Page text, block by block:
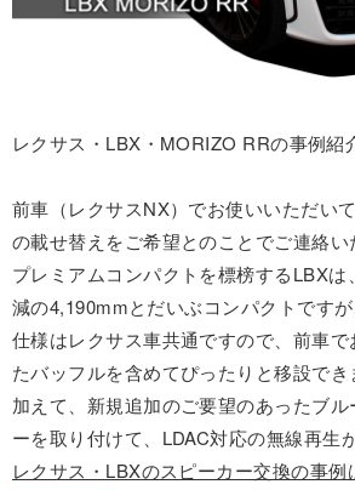
レクサス・LBX・MORIZO RRの事例紹
前車（レクサスNX）でお使いいただい
の載せ替えをご希望とのことでご連絡い
プレミアムコンパクトを標榜するLBX
減の4,190mmとだいぶコンパクトです
仕様はレクサス車共通ですので、前車
たバッフルを含めてぴったりと移設でき
加えて、新規追加のご要望のあったブ
ーを取り付けて、LDAC対応の無線再生
レクサス・LBXのスピーカー交換の事例